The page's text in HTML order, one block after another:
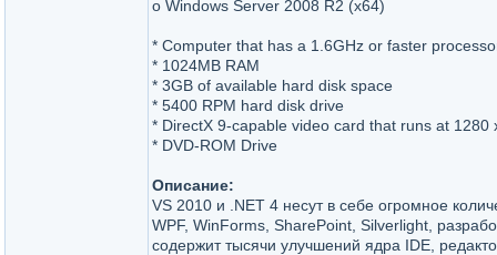
o Windows Server 2008 R2 (x64)
* Computer that has a 1.6GHz or faster
* 1024MB RAM
* 3GB of available hard disk space
* 5400 RPM hard disk drive
* DirectX 9-capable video card that runs at
* DVD-ROM Drive
Описание:
VS 2010 и .NET 4 несут в себе огромное
WPF, WinForms, SharePoint, Silverlight,
содержит тысячи улучшений ядра IDE,